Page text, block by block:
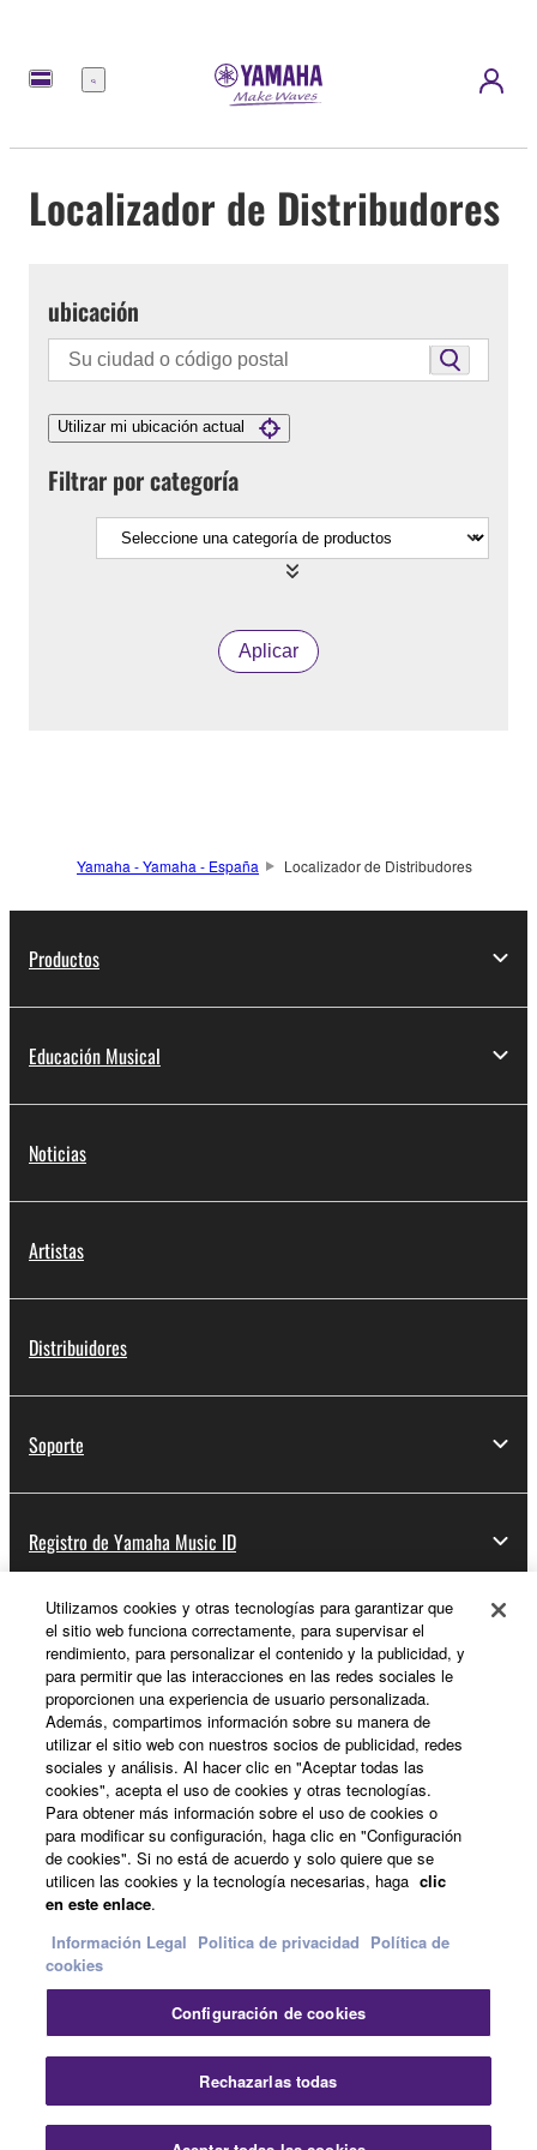
Menú
Localizador de Distribudores
ubicación
Utilizar mi ubicación actual
Filtrar por categoría
Aplicar
Yamaha - Yamaha - España Localizador de Distribudores
Productos
Educación Musical
Noticias
Artistas
Distribuidores
Soporte
Registro de Yamaha Music ID
Acerca de Yamaha
España - Spanish
Empresa
Contacte con nosotrosTerminos de uso
Politica de privacidadPolítica de cookies
Información Legal
© Yamaha Corporation.
Utilizamos cookies y otras tecnologías para garantizar que
el sitio web funciona correctamente, para supervisar el
rendimiento, para personalizar el contenido y la publicidad, y
para permitir que las interacciones en las redes sociales le
proporcionen una experiencia de usuario personalizada.
Además, compartimos información sobre su manera de
utilizar el sitio web con nuestros socios de publicidad, redes
sociales y análisis. Al hacer clic en "Aceptar todas las
cookies", acepta el uso de cookies y otras tecnologías.
Para obtener más información sobre el uso de cookies o
para modificar su configuración, haga clic en "Configuración
de cookies". Si no está de acuerdo y solo quiere que se
utilicen las cookies y la tecnología necesarias, haga clic
en este enlace.
Información Legal Politica de privacidad Política de
cookies
Configuración de cookies
Rechazarlas todas